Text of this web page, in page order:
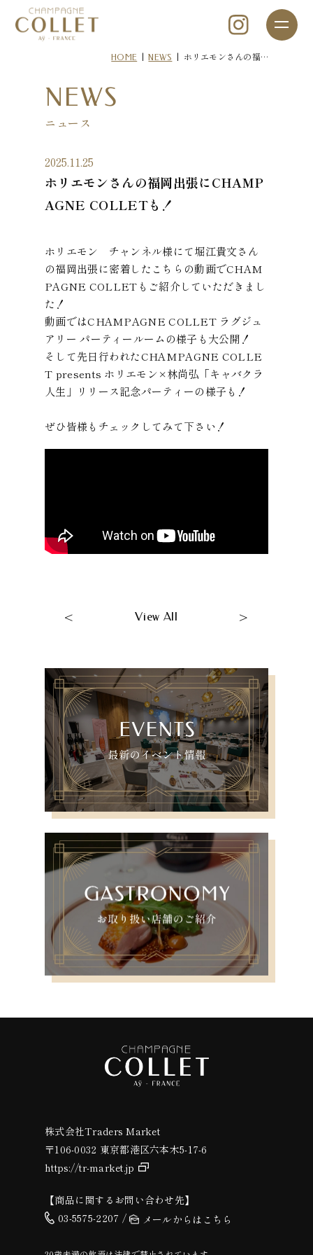
HOME |NEWS | ホリエモンさんの福…
NEWS
ニュース
2025.11.25
ホリエモンさんの福岡出張にCHAMP
AGNE COLLETも！
ホリエモン チャンネル様にて堀江貴文さん
の福岡出張に密着したこちらの動画でCHAM
PAGNE COLLETもご紹介していただきまし
た！
動画ではCHAMPAGNE COLLET ラグジュ
アリー パーティールームの様子も大公開！
そして先日行われたCHAMPAGNE COLLE
T presents ホリエモン×林尚弘「キャバクラ
人生」リリース記念パーティーの様子も！
ぜひ皆様もチェックしてみて下さい！
< View All >
株式会社Traders Market
〒106-0032 東京都港区六本木5-17-6
https://tr-market.jp
【商品に関するお問い合わせ先】
03-5575-2207 /
メールからはこちら